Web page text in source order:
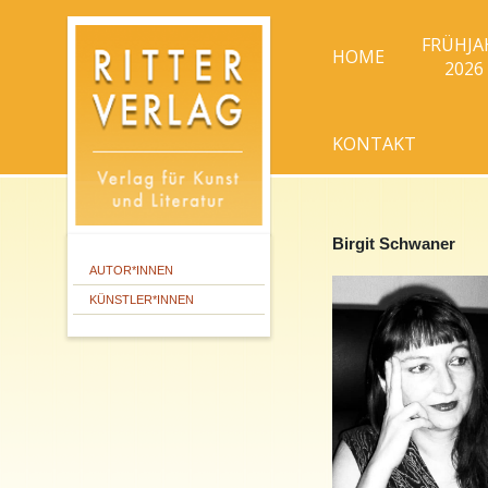
HOME
2026
KONTAKT
AUTOR*INNEN
KÜNSTLER*INNEN
Birgit Schwaner